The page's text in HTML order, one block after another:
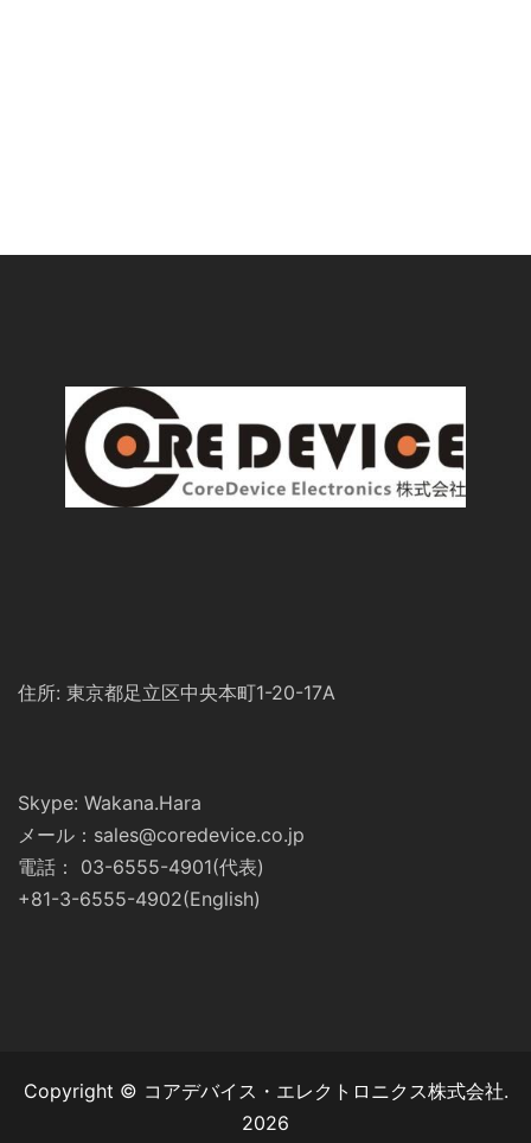
住所: 東京都足立区中央本町1-20-17A
Skype: Wakana.Hara
メール：sales@coredevice.co.jp
電話： 03-6555-4901(代表)
+81-3-6555-4902(English)
Copyright © コアデバイス・エレクトロニクス株式会社.
2026